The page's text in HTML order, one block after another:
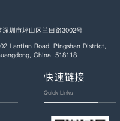
圳市坪山区兰田路3002号
Lantian Road, Pingshan District,
China, 518118
快速链接
Quick Links